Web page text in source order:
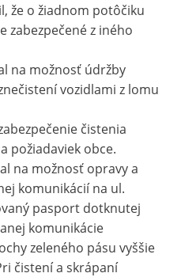
že o žiadnom potôčiku
zabezpečené z iného
na možnosť údržby
vozidlami z lomu
čistenia
požiadaviek obce.
na možnosť opravy a
komunikácií na ul.
pasport dotknutej
komunikácie
zeleného pásu vyššie
čistení a skrápaní